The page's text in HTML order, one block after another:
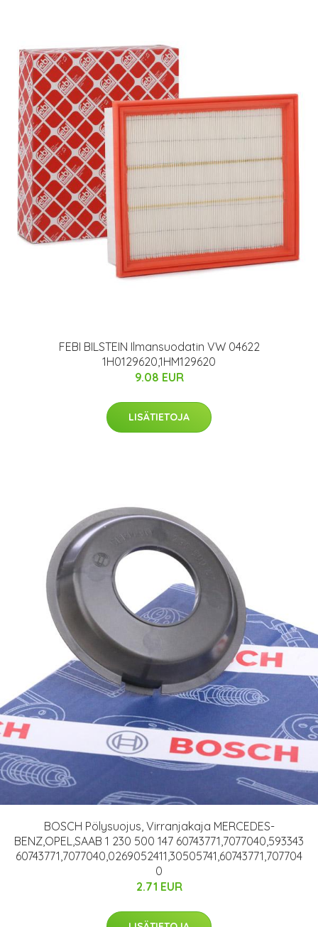
FEBI BILSTEIN Ilmansuodatin VW 04622
1H0129620,1HM129620
9.08 EUR
LISÄTIETOJA
BOSCH Pölysuojus, Virranjakaja MERCEDES-
BENZ,OPEL,SAAB 1 230 500 147 60743771,7077040,593343
60743771,7077040,0269052411,30505741,60743771,707704
0
2.71 EUR